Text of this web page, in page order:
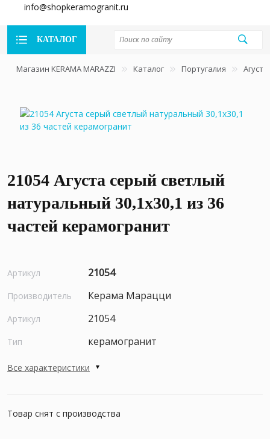
info@shopkeramogranit.ru
КАТАЛОГ
Магазин KERAMA MARAZZI Каталог Португалия Агуста
21054 Агуста серый светлый
натуральный 30,1х30,1 из 36
частей керамогранит
Артикул 21054
Производитель Керама Марацци
Артикул 21054
Тип керамогранит
Все характеристики
Товар снят с производства